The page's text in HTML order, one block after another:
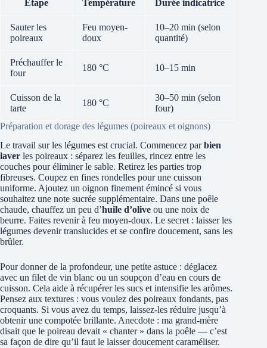
Étape Température Durée indicatrice
Sauter les
poireaux
Feu moyen-
doux
10–20 min (selon
quantité)
Préchauffer le
four
180 °C 10–15 min
Cuisson de la
tarte
180 °C
30–50 min (selon
four)
Préparation et dorage des légumes (poireaux et oignons)
Le travail sur les légumes est crucial. Commencez parbien
laver les poireaux : séparez les feuilles, rincez entre les
couches pour éliminer le sable. Retirez les parties trop
fibreuses. Coupez en fines rondelles pour une cuisson
uniforme. Ajoutez un oignon finement émincé si vous
souhaitez une note sucrée supplémentaire. Dans une poêle
chaude, chauffez un peu d’huile d’olive ou une noix de
beurre. Faites revenir à feu moyen-doux. Le secret : laisser les
légumes devenir translucides et se confire doucement, sans les
brûler.
Pour donner de la profondeur, une petite astuce : déglacez
avec un filet de vin blanc ou un soupçon d’eau en cours de
cuisson. Cela aide à récupérer les sucs et intensifie les arômes.
Pensez aux textures : vous voulez des poireaux fondants, pas
croquants. Si vous avez du temps, laissez-les réduire jusqu’à
obtenir une compotée brillante. Anecdote : ma grand-mère
disait que le poireau devait « chanter » dans la poêle — c’est
sa façon de dire qu’il faut le laisser doucement caraméliser.